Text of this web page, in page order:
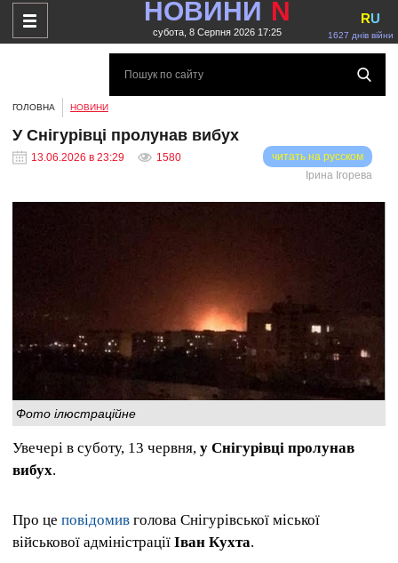
НОВИНИ N
субота, 8 Серпня 2026 17:25 1627 днів війни
RU
ГОЛОВНА НОВИНИ
У Снігурівці пролунав вибух
13.06.2026 в 23:29 1580
читать на русском
Ірина Ігорева
Фото ілюстраційне
Увечері в суботу, 13 червня, у Снігурівці пролунав
вибух.
Про це повідомив голова Снігурівської міської
військової адміністрації Іван Кухта.